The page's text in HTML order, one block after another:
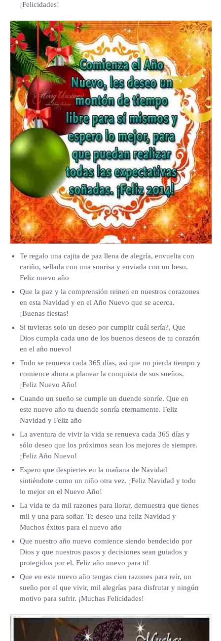
¡Felicidades!
Te regalo una cajita de paz llena de alegría, envuelta con
cariño, sellada con una sonrisa y enviada con un beso.
Feliz nuevo año
Que la paz y la comprensión reinen en nuestros corazones
en esta Navidad y en el Año Nuevo que se acerca.
¡Buenas fiestas!
Si tuvieras solo un deseo por cumplir cuál sería?, Que
Dios cumpla cada uno de los buenos deseos de tu corazón
en el año nuevo!
Todo se renueva cada 365 días, así que no pierda tiempo y
comience ahora a planear la conquista de sus sueños.
¡Feliz Nuevo Año!
Cuando un sueño se cumple un duende sonríe. Que en
este nuevo año tu duende sonría eternamente. Feliz
Navidad y Feliz año
La aventura de vivir la vida se renueva cada 365 días y
sólo deseo que los próximos sean los mejores de siempre.
¡Feliz Año Nuevo!
Espero que despiertes en la mañana de Navidad
sintiéndote como un niño otra vez. ¡Feliz Navidad y todo
lo mejor en el Nuevo Año!
La vida te da mil razones para llorar, demuestra que tienes
mil y una para soñar. Te deseo una feliz Navidad y
Muchos éxitos para el nuevo año
Que nuestro año nuevo comience siendo bendecido por
Dios y que nuestros pasos y decisiones sean guiados y
protegidos por el. Feliz año nuevo para ti!
Que en este nuevo año tengas cien razones para reír, un
sueño por el que vivir, mil alegrías para disfrutar y ningún
motivo para sufrir. ¡Muchas Felicidades!